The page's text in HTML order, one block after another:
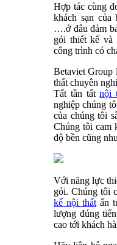
Hợp tác cùng
khách sạn của
….ở đâu đảm
gói thiết kế và
công trình có
Betaviet Group
thất chuyên
Tất tần tấtnội
nghiệp chúng
của chúng tôi
Chúng tôi cam
độ bền cũng
Với năng lực
gói. Chúng tôi
kế nội thấtấn
lượng đúng
cao tới khách